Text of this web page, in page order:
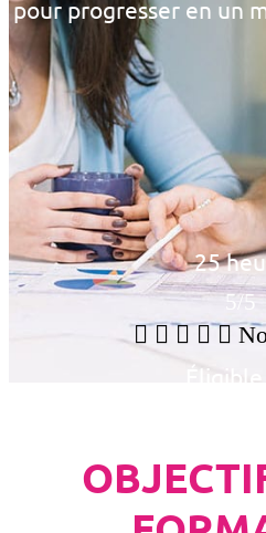
pour progresser en un
25
5/5
    
Éligible